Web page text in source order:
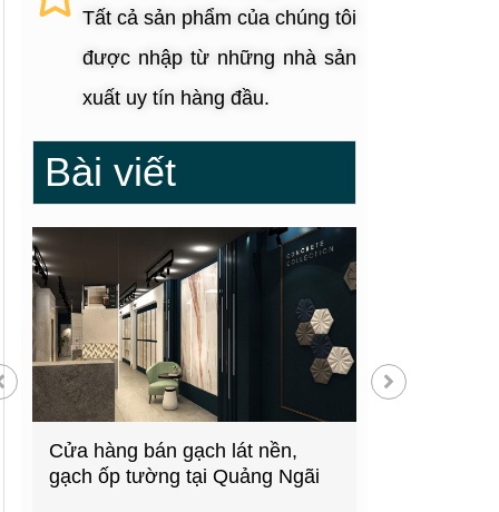
Tất cả sản phẩm của chúng tôi
được nhập từ những nhà sản
xuất uy tín hàng đầu.
Bài viết
Cửa hàng bán gạch lát nền,
gạch ốp tường tại Quảng Ngãi